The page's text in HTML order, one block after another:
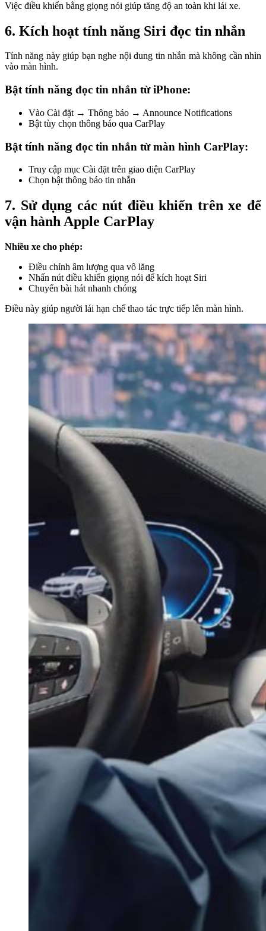
Việc điều khiển bằng giọng nói giúp tăng độ an toàn khi lái xe.
6. Kích hoạt tính năng Siri đọc tin nhắn
Tính năng này giúp bạn nghe nội dung tin nhắn mà không cần nhìn
vào màn hình.
Bật tính năng đọc tin nhắn từ iPhone:
Vào Cài đặt → Thông báo → Announce Notifications
Bật tùy chọn thông báo qua CarPlay
Bật tính năng đọc tin nhắn từ màn hình CarPlay:
Truy cập mục Cài đặt trên giao diện CarPlay
Chọn bật thông báo tin nhắn
7. Sử dụng các nút điều khiển trên xe để
vận hành Apple CarPlay
Nhiều xe cho phép:
Điều chỉnh âm lượng qua vô lăng
Nhấn nút điều khiển giọng nói để kích hoạt Siri
Chuyển bài hát nhanh chóng
Điều này giúp người lái hạn chế thao tác trực tiếp lên màn hình.